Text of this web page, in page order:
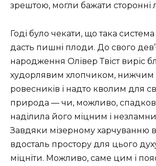
зрештою, могли бажати сторонні
Годі було чекати, що така
дасть пишні плоди. До свого
народження Олівер Твіст виріс
худорлявим хлопчиком, нижчим
ровесників і надто кволим для
природа — чи, можливо,
наділила його міцним і
Завдяки мізерному харчуванню в
вдосталь простору для цього
міцніти. Можливо, саме цим і